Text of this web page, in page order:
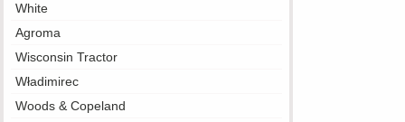
White
Agroma
Wisconsin Tractor
Władimirec
Woods & Copeland